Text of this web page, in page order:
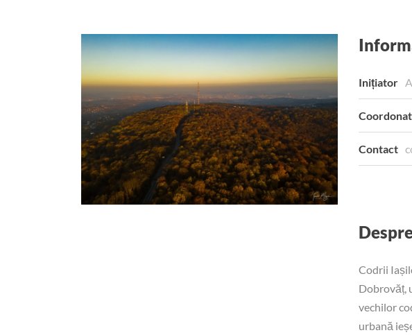
Inițiator
Contact
Codrii
Dobrovăț,
vechilor
urbană